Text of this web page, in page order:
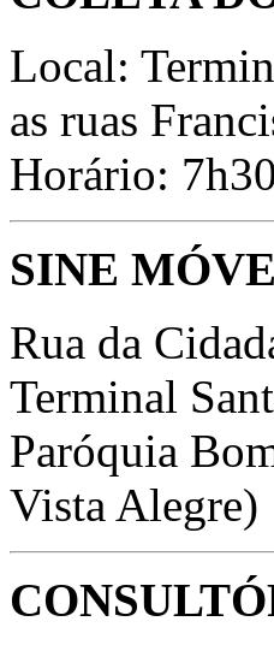
Local:
as ruas
Horário:
SINE
Rua da
Terminal
Paróquia
Vista Alegre)